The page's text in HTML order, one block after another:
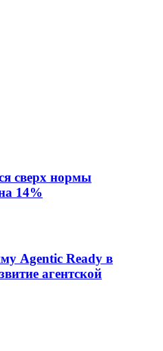
сверх нормы
14%
Agentic Ready в
агентской